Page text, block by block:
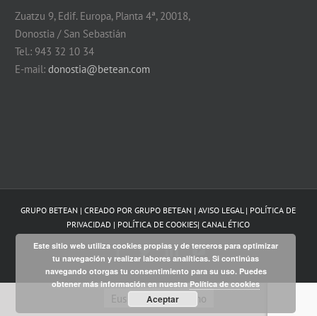
Zuatzu 9, Edif. Europa, Planta 4ª, 20018,
Donostia / San Sebastián
Tel.: 943 32 10 34
E-mail: donostia@betean.com
GRUPO BETEAN | CREADO PORGRUPO BETEAN |AVISO LEGAL | POLÍTICA DE
PRIVACIDAD | POLÍTICA DE COOKIES|CANAL ÉTICO
Facebook
TwitterLinkedInYouTube
Euskera Castellano
Este sitio web utiliza cookies propias y de terceros para optimizar
tu navegación y realizar labores analíticas. Si continúas
navegando otorgas tu consentimiento para su uso. Puedes
obtener más información en nuestraPolítica de cookies
Aceptar